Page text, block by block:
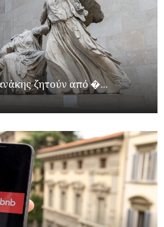
ζητούν από �...